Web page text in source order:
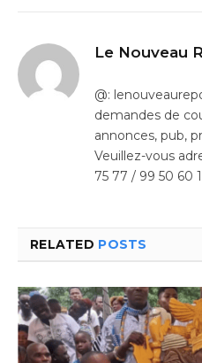
Le Nouveau
@:
demandes de
annonces, pub,
Veuillez-vous
75 77 / 99 50 60
RELATED POSTS